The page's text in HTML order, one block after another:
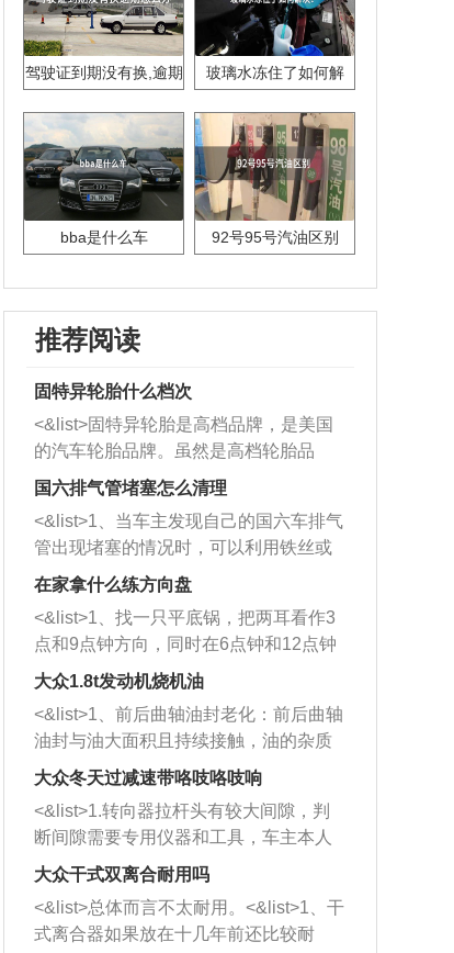
驾驶证到期没有换,逾期
玻璃水冻住了如何解
bba是什么车 92号95号汽油区别
推荐阅读
固特异轮胎什么档次
<&list>固特异轮胎是高档品牌，是美国
的汽车轮胎品牌。虽然是高档轮胎品
牌，但是中高低端的轮胎都有生产，这
也是为了更好的开拓市场。
国六排气管堵塞怎么清理
<&list>1、当车主发现自己的国六车排气
管出现堵塞的情况时，可以利用铁丝或
者是细棍，直接将杂物给取出来，如果
堵塞情况比较严重，也可以采取应急措
施。 <&list>2、直接利用木棍将所有的
杂物推到排气管里面的位置处，然后将
三元催化器拆解开，就可以将堵塞的东
西取出来。但如果是因为积碳过多引起
的堵塞，就需要将三元催化器泡在草酸
洗剂对堵塞的情况得到解决，将清洗剂
放在燃油箱中，与燃油混合后，车辆启
动时，就可以和汽油一起进入到燃烧
室，最后形成废气排出，就可以让三元
催化器得到清洗，排气管堵塞的情况就
能够得到解决。
在家拿什么练方向盘
<&list>1、找一只平底锅，把两耳看作3
点和9点钟方向，同时在6点钟和12点钟
方向做一个标记。 <&list>2、双手握住
一圈半的练习，往右同样也要打相同的
圈数。 <&list>3、最后强调要反复练
习，这样就可以形成肌肉记忆，在真实
驾驶车辆时，不需要记忆也能打好方
向。
大众1.8t发动机烧机油
<&list>1、前后曲轴油封老化：前后曲轴
油封与油大面积且持续接触，油的杂质
和发动机内持续温度变化使其密封效果
逐渐减弱，导致渗油或漏油。<&list>2、
活塞间隙过大：积碳会使活塞环与缸体
的间隙扩大，导致机油流入燃烧室中，
造成烧机油。<&list>3、机油粘度。使用
机油粘度过小的话，同样会有烧机油现
象，机油粘度过小具有很好的流动性，
大众冬天过减速带咯吱咯吱响
<&list>1.转向器拉杆头有较大间隙，判
断间隙需要专用仪器和工具，车主本人
无法制作，需要将车辆送到修理厂或4s
店；<&list>2.车辆半轴套管防尘罩破
裂，破裂后会出现漏油现象，使半轴磨
损严重，磨损的半轴容易损坏，产生异
大众干式双离合耐用吗
<&list>总体而言不太耐用。<&list>1、干
式离合器如果放在十几年前还比较耐